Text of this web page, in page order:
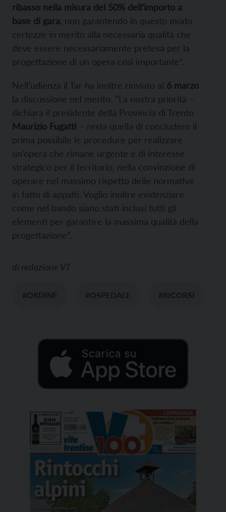
ribasso nella misura del 50% dell’importo a
base di gara , non garantendo in questo modo
certezze in merito alla necessaria qualità che
deve essere necessariamente pretesa per la
progettazione di un opera così importante”.
Nell’udienza il Tar ha inoltre rinviato al 6 marzo
la discussione nel merito. “La nostra priorità –
dichiara il presidente della Provincia di Trento
Maurizio Fugatti – resta quella di concludere il
prima possibile le procedure per realizzare
un’opera che rimane urgente e di interesse
strategico per il territorio, nella convinzione di
operare nel massimo rispetto delle normative
in fatto di appalti. Voglio inoltre evidenziare
come nel bando siano stati inclusi tutti gli
elementi per garantire la massima qualità della
progettazione”.
di redazione VT
#ORDINE #OSPEDALE #RICORSI